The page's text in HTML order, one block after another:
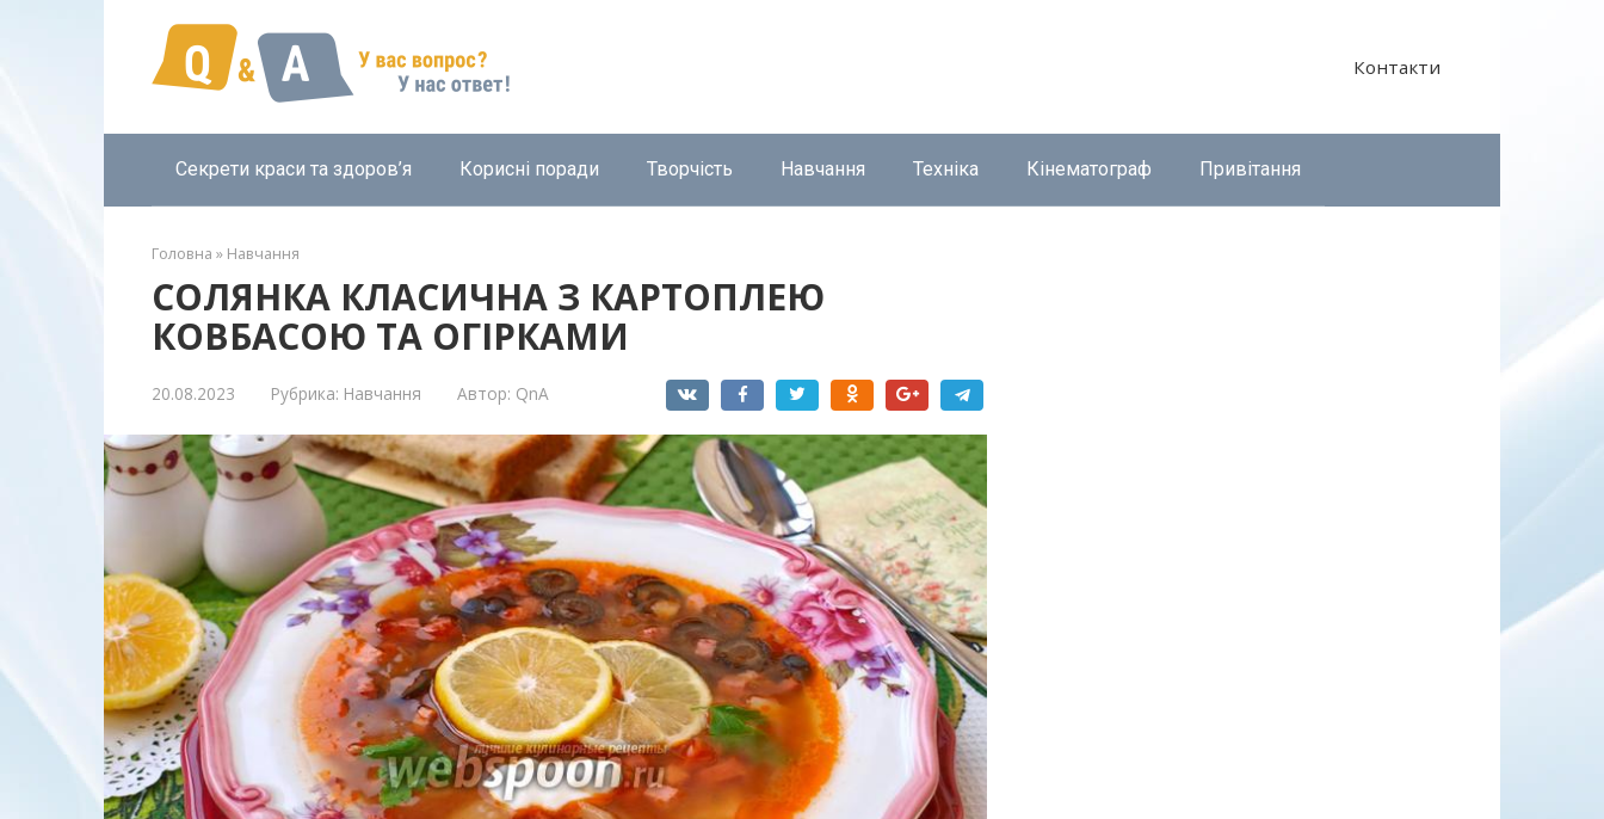
Контакти
Секрети краси та здоров’я Корисні поради Творчість Навчання Техніка Кінематограф Привітання
Головна » Навчання
СОЛЯНКА КЛАСИЧНА З КАРТОПЛЕЮ
КОВБАСОЮ ТА ОГІРКАМИ
20.08.2023 Рубрика: Навчання Автор: QnA